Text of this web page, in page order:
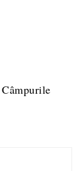
Câmpurile